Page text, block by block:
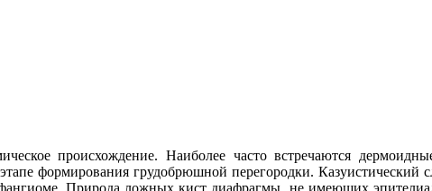
происхождение. Наиболее часто встречаются
формирования грудобрюшной перегородки. Казуистический